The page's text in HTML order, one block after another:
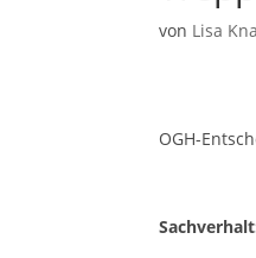
von Lisa
OGH-